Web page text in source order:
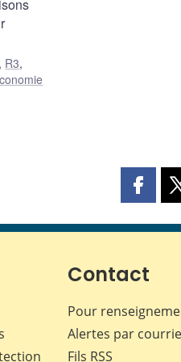
, R3,
page
Contact
Pour
Alertes par
Fils RSS